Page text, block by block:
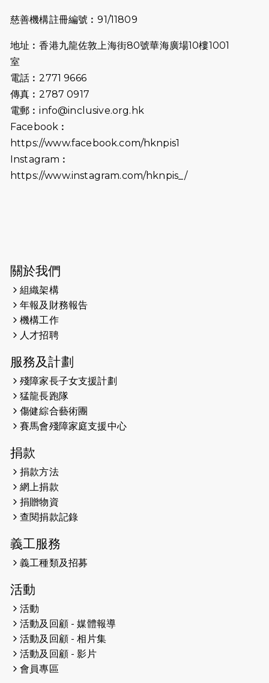
2026-07-09
猛龍長跑隊恆常練習 - 7月9日（19:00
2026-07-02
2026-06-25
（19:00開始）
2026-06-18
猛龍長跑隊恆常練習 - 6月18日
2026-06-11
猛龍長跑隊恆常練習 - 6月11日（19:00
2026-05-22
2026-05-21
2026-05-14
（19:00開始）
2026-05-07
開始）
2026-04-30
2026-04-25
2026-04-24
2026-04-23
2026-04-19
2026-04-16
猛龍長跑隊恆常練習 - 4月16日
（19:00開始）
2026-04-12
慈善機構註冊編號︰91/11809
地址︰香港九龍佐敦上海街80號華海廣場10樓1001
室
電話︰2771 9666
傳真︰2787 0917
電郵︰info@inclusive.org.hk
Facebook︰
https://www.facebook.com/hknpis1
Instagram︰
https://www.instagram.com/hknpis_/
關於我們
組織架構
年報及財務報告
機構工作
人才招聘
服務及計劃
殘障家長子女支援計劃
猛龍長跑隊
傷健綜合藝術團
賽馬會殘障家庭支援中心
捐款
捐款方法
網上捐款
捐贈物資
查閱捐款記錄
義工服務
義工種類及招募
活動
活動
活動及回顧 - 媒體報導
活動及回顧 - 相片集
活動及回顧 - 影片
會員專區